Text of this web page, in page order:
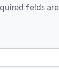
fields are